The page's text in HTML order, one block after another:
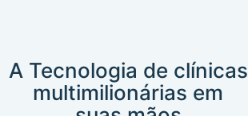
A Tecnologia de clínicas
multimilionárias em